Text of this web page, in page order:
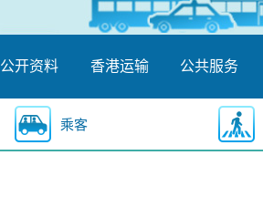
公开资料 香港运输 公共服务
乘客